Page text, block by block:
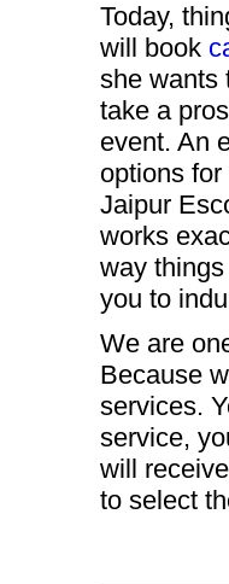
Today,
will book
she wants
take a
event. An
options
Jaipur
works
way
you to
We are
Because
services.
service,
will
to select